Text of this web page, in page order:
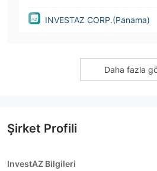
INVESTAZ CORP.(Panama)
Daha fazla
Şirket Profili
InvestAZ Bilgileri